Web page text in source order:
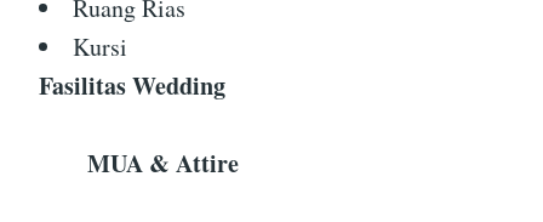
Ruang Rias
Kursi
Fasilitas Wedding
MUA & Attire